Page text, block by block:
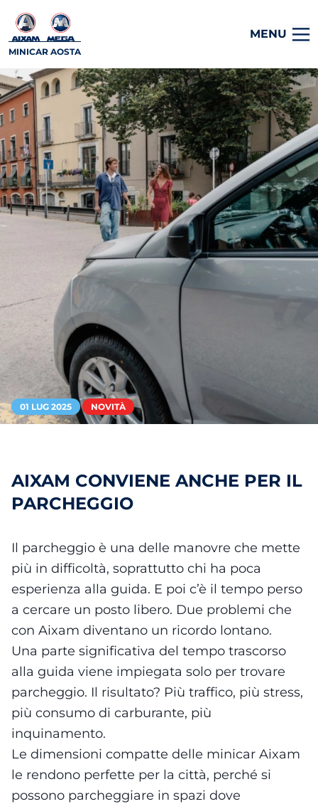
MINICAR AOSTA
MENU
01 LUG 2025 NOVITÀ
AIXAM CONVIENE ANCHE PER IL
PARCHEGGIO
Il parcheggio è una delle manovre che mette
più in difficoltà, soprattutto chi ha poca
esperienza alla guida. E poi c’è il tempo perso
a cercare un posto libero. Due problemi che
con Aixam diventano un ricordo lontano.
Una parte significativa del tempo trascorso
alla guida viene impiegata solo per trovare
parcheggio. Il risultato? Più traffico, più stress,
più consumo di carburante, più
inquinamento.
Le dimensioni compatte delle minicar Aixam
le rendono perfette per la città, perché si
possono parcheggiare in spazi dove